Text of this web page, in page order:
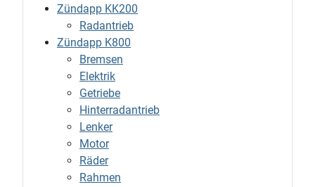
Zündapp KK200
Radantrieb
Zündapp K800
Bremsen
Elektrik
Getriebe
Hinterradantrieb
Lenker
Motor
Räder
Rahmen